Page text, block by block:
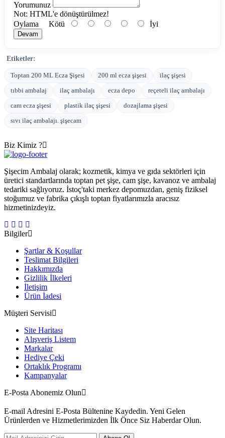
Yorumunuz
Not: HTML'e dönüştürülmez!
Oylama Kötü İyi
Devam
Etiketler:
Toptan 200 ML Ecza Şişesi 200 ml ecza şişesi
ilaç şişesi
tıbbi ambalaj
ilaç ambalajı ecza depo
reçeteli ilaç ambalajı
cam ecza şişesi
plastik ilaç şişesi
dozajlama şişesi
sıvı ilaç ambalajı. şişecam
Biz Kimiz ?
Şişecim Ambalaj olarak; kozmetik, kimya ve gıda sektörleri için
üretici standartlarında toptan pet şişe, cam şişe, kavanoz ve ambalaj
tedariki sağlıyoruz. İstoç'taki merkez depomuzdan, geniş fiziksel
stoğumuz ve fabrika çıkışlı toptan fiyatlarımızla aracısız
hizmetinizdeyiz.
Bilgiler
Şartlar & Koşullar
Teslimat Bilgileri
Hakkımızda
Gizlilik İlkeleri
İletişim
Ürün İadesi
Müşteri Servisi
Site Haritası
Alışveriş Listem
Markalar
Hediye Çeki
Ortaklık Programı
Kampanyalar
E-Posta Abonemiz Olun
E-mail Adresini E-Posta Bültenine Kaydedin. Yeni Gelen
Ürünlerden ve Hizmetlerimizden İlk Önce Siz Haberdar Olun.